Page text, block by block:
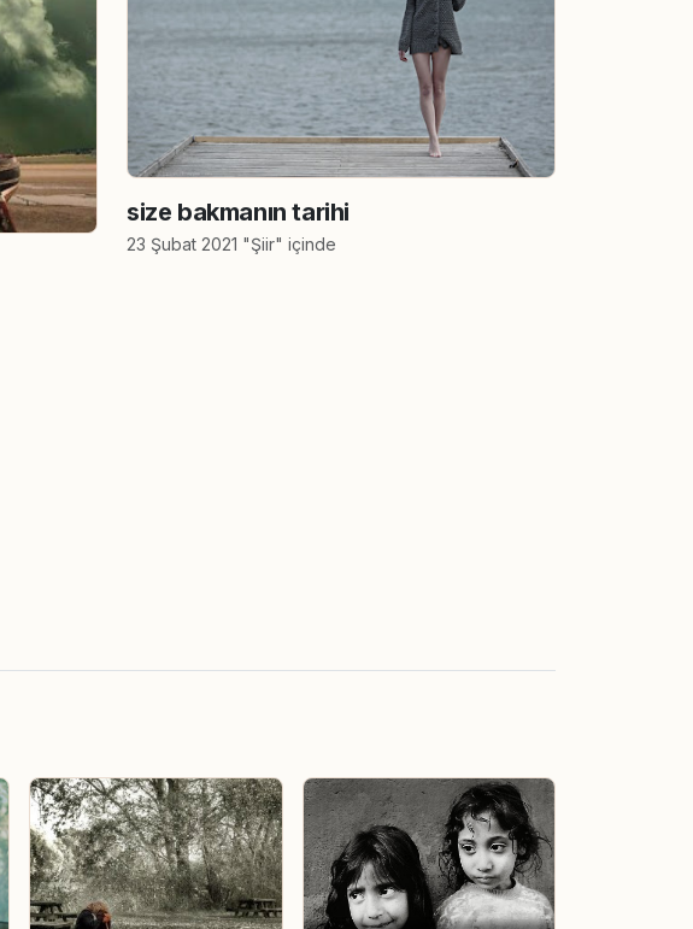
size bakmanın tarihi
23 Şubat 2021 "Şiir" içinde